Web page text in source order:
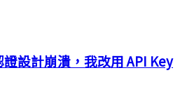
設計崩潰，我改用 API Key